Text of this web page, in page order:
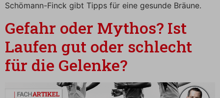
Schömann-Finck gibt Tipps für eine gesunde Bräune.
Gefahr oder Mythos? Ist
Laufen gut oder schlecht
für die Gelenke?